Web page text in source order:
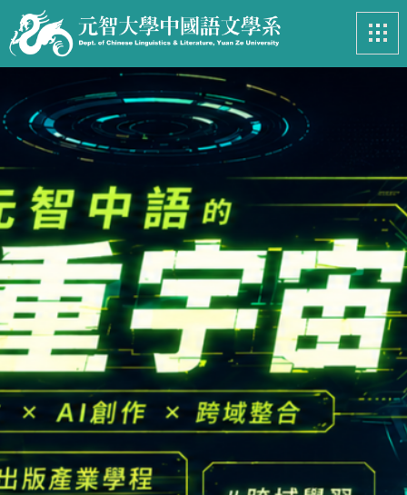
最新消息 News
系所簡介
課程資訊 Course
招生專區 Admissions
學生事務 Student
亮眼足跡 Footprints
高中生懶人包 High school
CONTACT